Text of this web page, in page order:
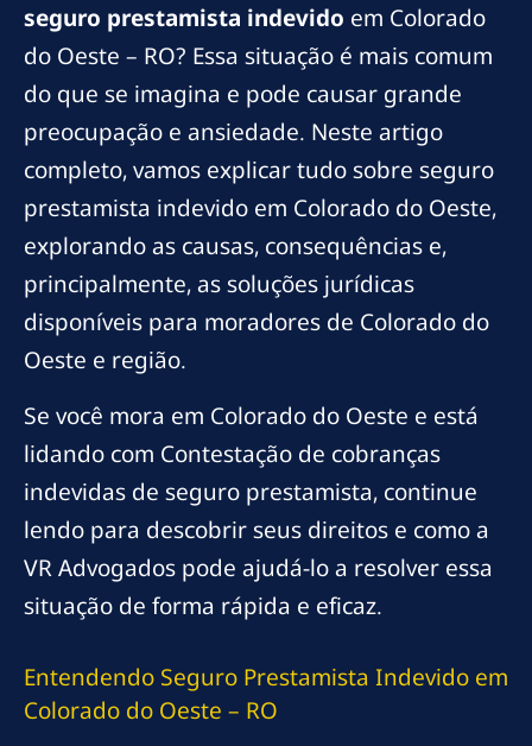
seguro prestamista indevido em Colorado
do Oeste – RO? Essa situação é mais comum
do que se imagina e pode causar grande
preocupação e ansiedade. Neste artigo
completo, vamos explicar tudo sobre seguro
prestamista indevido em Colorado do Oeste,
explorando as causas, consequências e,
principalmente, as soluções jurídicas
disponíveis para moradores de Colorado do
Oeste e região.
Se você mora em Colorado do Oeste e está
lidando com Contestação de cobranças
indevidas de seguro prestamista, continue
lendo para descobrir seus direitos e como a
VR Advogados pode ajudá-lo a resolver essa
situação de forma rápida e eficaz.
Entendendo Seguro Prestamista Indevido em
Colorado do Oeste – RO